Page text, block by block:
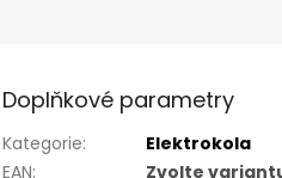
Doplňkové parametry
Kategorie:
Elektrokola
EAN:
Zvolte